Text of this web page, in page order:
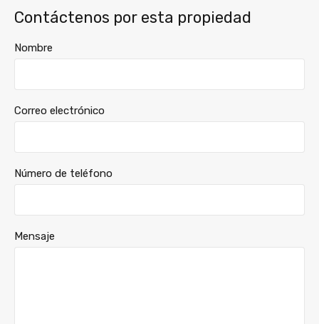
Contáctenos por esta propiedad
Nombre
Correo electrónico
Número de teléfono
Mensaje